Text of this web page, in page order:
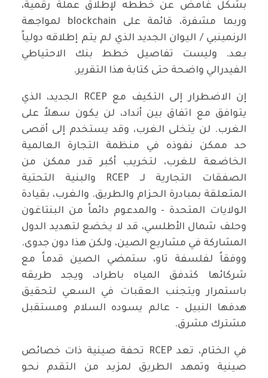
بشكل غامض عن خططه لإطلاق عملة رقمية،
وربما مشفرة، قائمة على blockchain لمواجهة
الرنمينبي / اليوان الجديد الذي لم يتم إطلاقه دولياً
بعد. وليست تفاصيل خطط بنك الاحتياطي
الفيدرالي واضحة حتى كتابة هذا التقرير.
إن الاضطرار إلى التكيف مع RCEP الجديد، الذي
يتوافق مع اتفاق بين أنداد، لن يكون سهلاً على
الغرب. لن يتخلى الغرب، وقد يستخدم إلى أقصى
حد ممكن نفوذه في منظمة التجارة العالمية
الخاضعة للغرب، لتخريب أكبر قدر ممكن من
الصفقات التجارية لـ RCEP والبنية التحتية
المتعلقة بمبادرة الحزام والطريق. والغرب، بقيادة
الولايات المتحدة - والمدعوم دائماً من البنتاغون
وحلف شمال الأطلسي، قد لا يخضع لتهديد الدول
المشاركة في مشاريع الصين، ولكن هذا دون جدوى.
ووفقاً لفلسفة تاو، ستمضي الصين قدماً مع
شركائها كتدفق المياه باطراد، ويجد طريقه
باستمرار ويتجنب العقبات في السعي لتحقيق
هدفها النبيل - عالم يسوده السلام ومستقبل
مشترك مشرق.
في الختام، تعد RCEP تحفة صينية ذات خصائص
صينية وتمهد الطريق لمزيد من التقدم نحو